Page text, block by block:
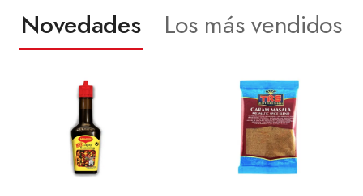
Novedades Los más vendidos